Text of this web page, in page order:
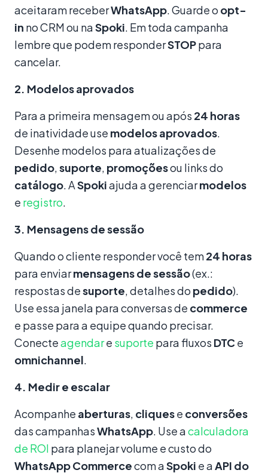
aceitaram receberWhatsApp. Guarde o opt-
in no CRM ou naSpoki. Em toda campanha
lembre que podem responderSTOPpara
cancelar.
2. Modelos aprovados
Para a primeira mensagem ou após 24 horas
de inatividade use modelos aprovados.
Desenhe modelos para atualizações de
pedido,suporte, promoçõesou links do
catálogo. ASpokiajuda a gerenciarmodelos
e registro.
3. Mensagens de sessão
Quando o cliente responder você tem24 horas
para enviarmensagens de sessão(ex.:
respostas desuporte, detalhes do pedido).
Use essa janela para conversas de commerce
e passe para a equipe quando precisar.
Conecteagendare suporte para fluxos DTCe
omnichannel.
4. Medir e escalar
Acompanhe aberturas, cliquese conversões
das campanhasWhatsApp. Use acalculadora
de ROI para planejar volume e custo do
WhatsApp Commercecom aSpoki e aAPI do